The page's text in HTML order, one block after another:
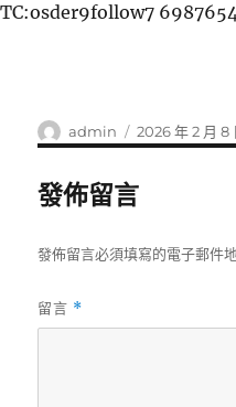
TC:osder9follow7
作
者
admin
發
佈
2026 年 2 月 8
發佈留言
發佈留言必須填寫的電子郵件
留言 *